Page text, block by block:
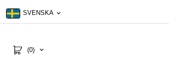
SVENSKA
(0)